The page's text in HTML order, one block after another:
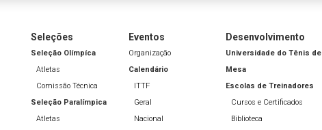
Seleções
Seleção Olímpíca
Atletas
Comissão Técnica
Seleção Paralímpica
Atletas
Eventos
Organização
Calendário
ITTF
Geral
Nacional
Desenvolvimento
Universidade do Tênis de
Mesa
Escolas de Treinadores
Cursos e Certificados
Biblioteca